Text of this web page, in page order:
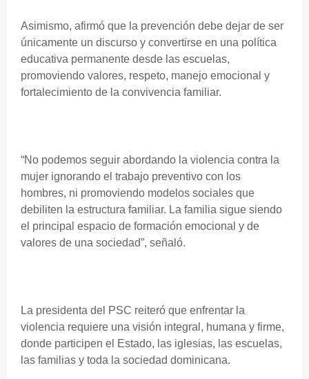
Asimismo, afirmó que la prevención debe dejar de ser
únicamente un discurso y convertirse en una política
educativa permanente desde las escuelas,
promoviendo valores, respeto, manejo emocional y
fortalecimiento de la convivencia familiar.
“No podemos seguir abordando la violencia contra la
mujer ignorando el trabajo preventivo con los
hombres, ni promoviendo modelos sociales que
debiliten la estructura familiar. La familia sigue siendo
el principal espacio de formación emocional y de
valores de una sociedad”, señaló.
La presidenta del PSC reiteró que enfrentar la
violencia requiere una visión integral, humana y firme,
donde participen el Estado, las iglesias, las escuelas,
las familias y toda la sociedad dominicana.